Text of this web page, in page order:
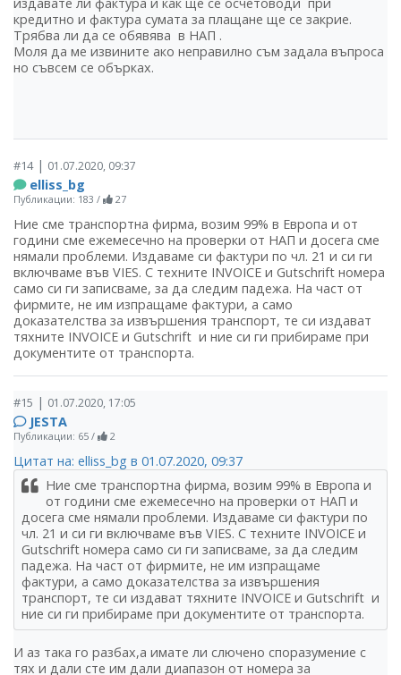
кредитно и фактура сумата за плащане ще се закрие.
Трябва ли да се обявява в НАП .
Моля да ме извините ако неправилно съм задала въпроса
но съвсем се обърках.
#14| 01.07.2020, 09:37
elliss_bg
Публикации: 183 / 27
Ние сме транспортна фирма, возим 99% в Европа и от
години сме ежемесечно на проверки от НАП и досега сме
нямали проблеми. Издаваме си фактури по чл. 21 и си ги
включваме във VIES. С техните INVOICE и Gutschrift номера
само си ги записваме, за да следим падежа. На част от
фирмите, не им изпращаме фактури, а само
доказателства за извършения транспорт, те си издават
тяхните INVOICE и Gutschrift и ние си ги прибираме при
документите от транспорта.
#15 | 01.07.2020, 17:05
JESTA
Публикации: 65 / 2
Цитат на: elliss_bg в 01.07.2020, 09:37
Ние сме транспортна фирма, возим 99% в Европа и
от години сме ежемесечно на проверки от НАП и
досега сме нямали проблеми. Издаваме си фактури по
чл. 21 и си ги включваме във VIES. С техните INVOICE и
Gutschrift номера само си ги записваме, за да следим
падежа. На част от фирмите, не им изпращаме
фактури, а само доказателства за извършения
транспорт, те си издават тяхните INVOICE и Gutschrift и
ние си ги прибираме при документите от транспорта.
И аз така го разбах,а имате ли слючено споразумение с
тях и дали сте им дали диапазон от номера за